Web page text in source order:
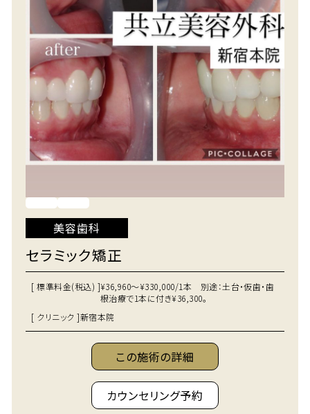
美容歯科
セラミック矯正
[ 標準料金(税込) ]¥36,960～¥330,000/1本 別途：土台・仮歯・歯
根治療で1本に付き¥36,300。
[ クリニック ]新宿本院
この施術の詳細
カウンセリング予約